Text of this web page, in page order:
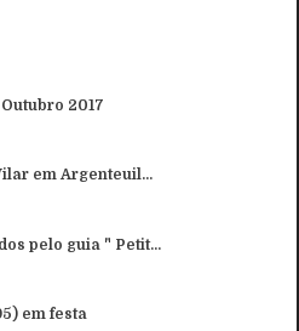
2017
em Argenteuil...
pelo guia " Petit...
em festa